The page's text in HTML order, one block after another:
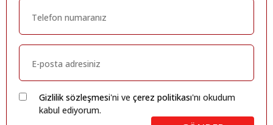
Gizlilik sözleşmesi'ni ve çerez politikası'nı okudum
kabul ediyorum.